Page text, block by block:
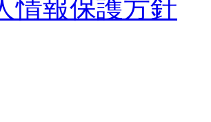
情報保護方針